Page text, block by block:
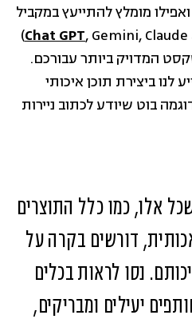
מומלץ להתייעץ במקביל
Chat GPT
, Gemini, Claude ai)
המדויק ביותר עבורכם.
לנו ביצירת תוכן איכותי
בוט שיודע לכתוב ניירות
אלו, כמו כלל התוצרים
דורשים בקרה על
נסו לראות בכלים
יעילים ומבריקים,